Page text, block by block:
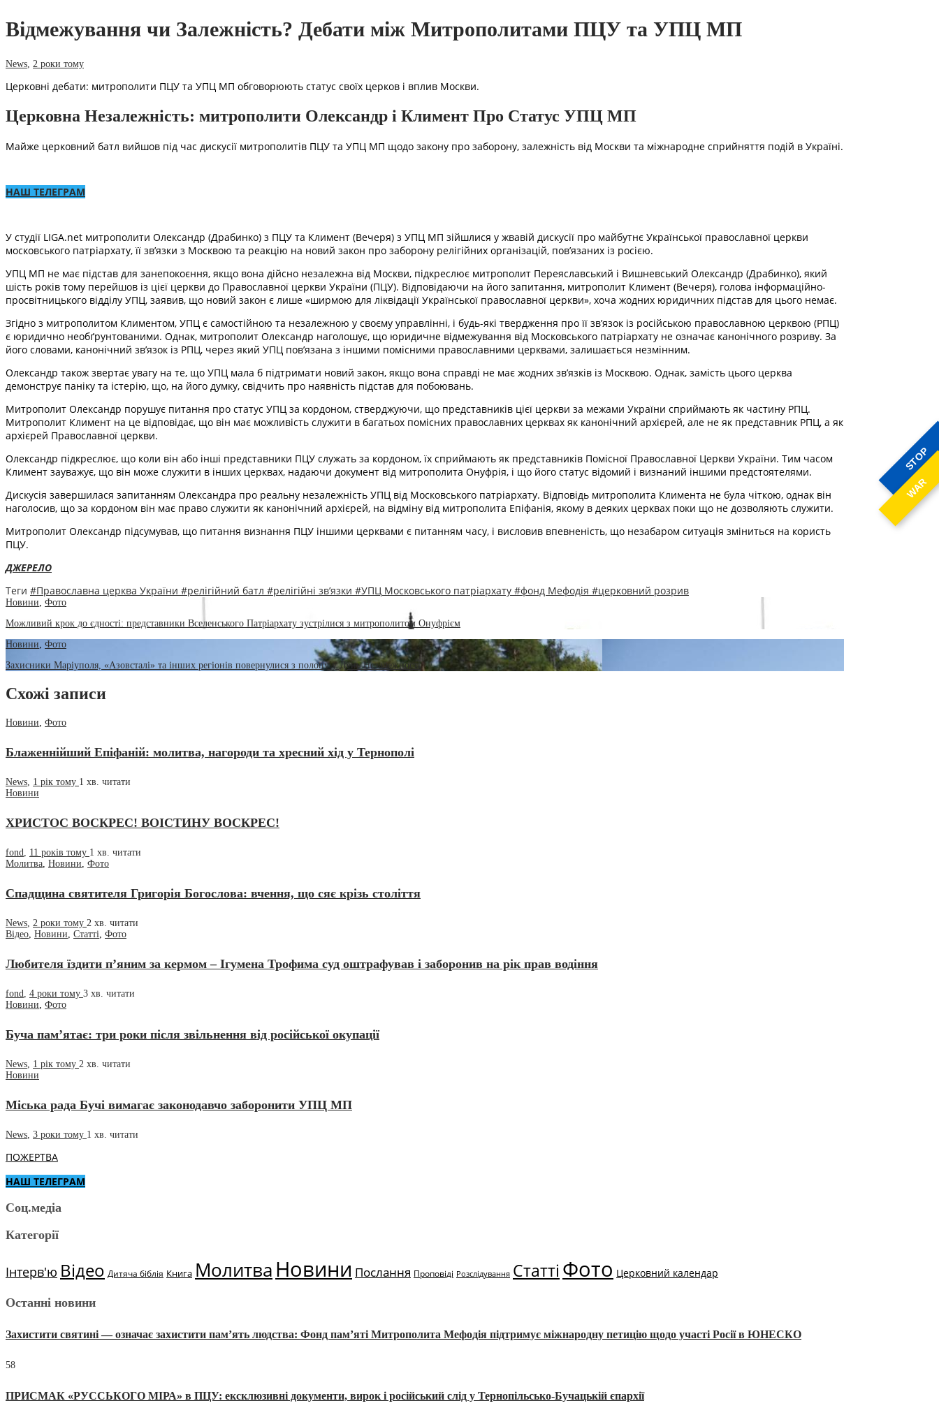
STOP
WAR
Відмежування чи Залежність? Дебати між Митрополитами ПЦУ та УПЦ МП
News 2 роки тому
Церковні дебати: митрополити ПЦУ та УПЦ МП обговорюють статус своїх церков і вплив Москви.
Церковна Незалежність: митрополити Олександр і Климент Про Статус УПЦ МП
Майже церковний батл вийшов під час дискусії митрополитів ПЦУ та УПЦ МП щодо закону про заборону, залежність від Москви та міжнародне сприйняття подій в Україні.
НАШ ТЕЛЕГРАМ
У студії LIGA.net митрополити Олександр (Драбинко) з ПЦУ та Климент (Вечеря) з УПЦ МП зійшлися у жвавій дискусії про майбутнє Української православної церкви
московського патріархату, її зв’язки з Москвою та реакцію на новий закон про заборону релігійних організацій, пов’язаних із росією.
УПЦ МП не має підстав для занепокоєння, якщо вона дійсно незалежна від Москви, підкреслює митрополит Переяславський і Вишневський Олександр (Драбинко), який
шість років тому перейшов із цієї церкви до Православної церкви України (ПЦУ). Відповідаючи на його запитання, митрополит Климент (Вечеря), голова інформаційно-
просвітницького відділу УПЦ, заявив, що новий закон є лише «ширмою для ліквідації Української православної церкви», хоча жодних юридичних підстав для цього немає.
Згідно з митрополитом Климентом, УПЦ є самостійною та незалежною у своєму управлінні, і будь-які твердження про її зв’язок із російською православною церквою (РПЦ)
є юридично необґрунтованими. Однак, митрополит Олександр наголошує, що юридичне відмежування від Московського патріархату не означає канонічного розриву. За
його словами, канонічний зв’язок із РПЦ, через який УПЦ пов’язана з іншими помісними православними церквами, залишається незмінним.
Олександр також звертає увагу на те, що УПЦ мала б підтримати новий закон, якщо вона справді не має жодних зв’язків із Москвою. Однак, замість цього церква
демонструє паніку та істерію, що, на його думку, свідчить про наявність підстав для побоювань.
Митрополит Олександр порушує питання про статус УПЦ за кордоном, стверджуючи, що представників цієї церкви за межами України сприймають як частину РПЦ.
Митрополит Климент на це відповідає, що він має можливість служити в багатьох помісних православних церквах як канонічний архієрей, але не як представник РПЦ, а як
архієрей Православної церкви.
Олександр підкреслює, що коли він або інші представники ПЦУ служать за кордоном, їх сприймають як представників Помісної Православної Церкви України. Тим часом
Климент зауважує, що він може служити в інших церквах, надаючи документ від митрополита Онуфрія, і що його статус відомий і визнаний іншими предстоятелями.
Дискусія завершилася запитанням Олександра про реальну незалежність УПЦ від Московського патріархату. Відповідь митрополита Климента не була чіткою, однак він
наголосив, що за кордоном він має право служити як канонічний архієрей, на відміну від митрополита Епіфанія, якому в деяких церквах поки що не дозволяють служити.
Митрополит Олександр підсумував, що питання визнання ПЦУ іншими церквами є питанням часу, і висловив впевненість, що незабаром ситуація зміниться на користь
ПЦУ.
ДЖЕРЕЛО
Теги #Православна церква України #релігійний батл #релігійні зв’язки #УПЦ Московського патріархату #фонд Мефодія #церковний розрив
Новини Фото
Можливий крок до єдності: представники Вселенського Патріархату зустрілися з митрополитом Онуфрієм
Новини Фото
Захисники Маріуполя, «Азовсталі» та інших регіонів повернулися з полону у День Незалежності
Схожі записи
Новини, Фото
Блаженнійший Епіфаній: молитва, нагороди та хресний хід у Тернополі
News, 1 рік тому 1 хв. читати
Новини
ХРИСТОС ВОСКРЕС! ВОІСТИНУ ВОСКРЕС!
fond, 11 років тому 1 хв. читати
Молитва, Новини, Фото
Спадщина святителя Григорія Богослова: вчення, що сяє крізь століття
News, 2 роки тому 2 хв. читати
Відео, Новини, Статті, Фото
Любителя їздити п’яним за кермом – Ігумена Трофима суд оштрафував і заборонив на рік прав водіння
fond 4 роки тому 3 хв. читати
Новини Фото
Буча пам’ятає: три роки після звільнення від російської окупації
News 1 рік тому 2 хв. читати
Новини
Міська рада Бучі вимагає законодавчо заборонити УПЦ МП
News 3 роки тому 1 хв. читати
ПОЖЕРТВА
НАШ ТЕЛЕГРАМ
Соц.медіа
Категорії
Інтерв'ю Відео Дитяча біблія Книга МолитваНовини Послання Проповіді Розслідування Статті Фото Церковний календар
Останні новини
Захистити святині — означає захистити пам’ять людства: Фонд пам’яті Митрополита Мефодія підтримує міжнародну петицію щодо участі Росії в ЮНЕСКО
58
ПРИСМАК «РУССЬКОГО МІРА» в ПЦУ: ексклюзивні документи, вирок і російський слід у Тернопільсько-Бучацькій єпархії